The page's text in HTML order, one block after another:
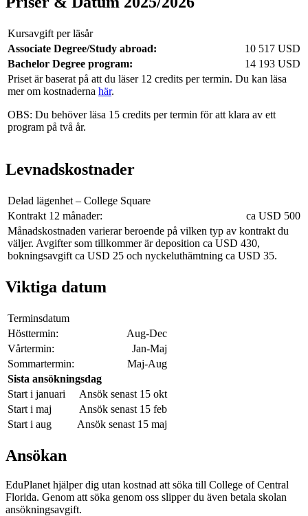
Kursavgift per läsår
Associate Degree/Study abroad:
10 517 USD
Bachelor Degree program:
14 193 USD
Priset är baserat på att du läser 12 credits per termin. Du kan läsa
mer om kostnaderna här.
OBS: Du behöver läsa 15 credits per termin för att klara av ett
program på två år.
Levnadskostnader
Delad lägenhet – College Square
Kontrakt 12 månader:
ca USD 500
Månadskostnaden varierar beroende på vilken typ av kontrakt du
väljer. Avgifter som tillkommer är deposition ca USD 430,
bokningsavgift ca USD 25 och nyckeluthämtning ca USD 35.
Viktiga datum
Terminsdatum
Hösttermin:
Aug-Dec
Vårtermin:
Jan-Maj
Sommartermin:
Maj-Aug
Sista ansökningsdag
Start i januari
Ansök senast 15 okt
Start i maj
Ansök senast 15 feb
Start i aug
Ansök senast 15 maj
Ansökan
EduPlanet hjälper dig utan kostnad att söka till College of Central
Florida. Genom att söka genom oss slipper du även betala skolan
ansökningsavgift.